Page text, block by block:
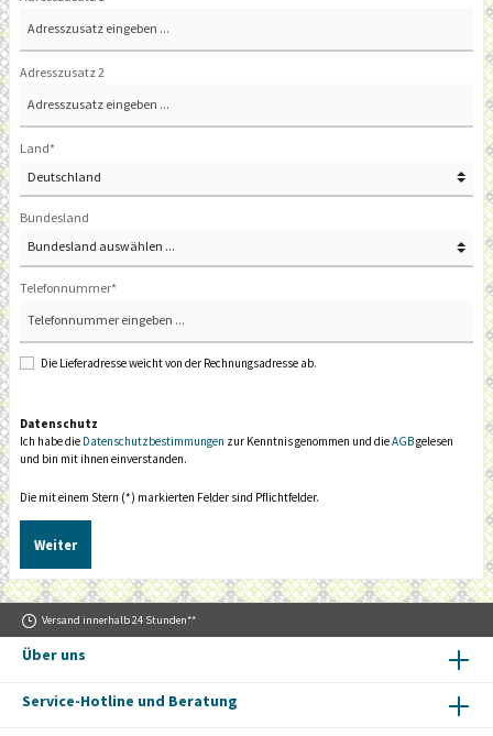
Adresszusatz 2
Land*
Bundesland
Telefonnummer*
Die Lieferadresse weicht von der Rechnungsadresse ab.
Datenschutz
Ich habe die Datenschutzbestimmungen zur Kenntnis genommen und dieAGBgelesen
und bin mit ihnen einverstanden.
Die mit einem Stern (*) markierten Felder sind Pflichtfelder.
Weiter
Versand innerhalb 24 Stunden**
Über uns
Service-Hotline und Beratung